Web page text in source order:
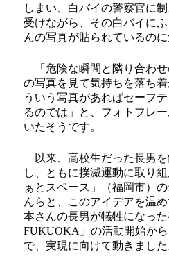
しまい、白バイの警察官に
受けながら、その白バイに
んの写真が貼られているのに
「危険な瞬間と隣り合わ
の写真を見て気持ちを落ち
ういう写真があればセーフ
るのでは」と、フォトフレ
いたそうです。
以来、高校生だった長男を
し、ともに撲滅運動に取り
ぁとスペース」（福岡市）
んらと、このアイデアを温
本さんの長男が犠牲になっ
FUKUOKA」の活動開始か
で、実現に向けて動きました